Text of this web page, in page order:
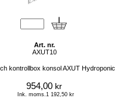
Art. nr.
AXUT10
kontrollbox konsol AXUT Hydroponic
954,00 kr
Ink. moms.1 192,50 kr